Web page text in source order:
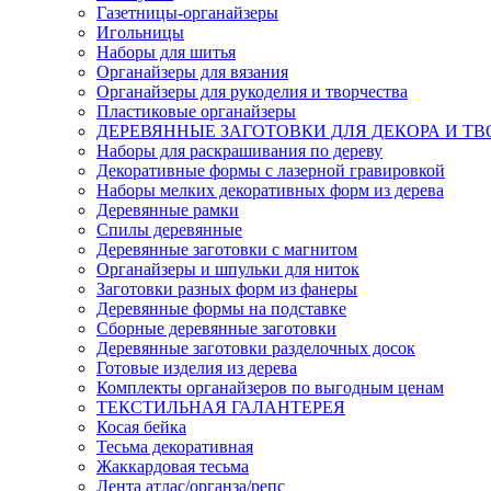
Газетницы-органайзеры
Игольницы
Наборы для шитья
Органайзеры для вязания
Органайзеры для рукоделия и творчества
Пластиковые органайзеры
ДЕРЕВЯННЫЕ ЗАГОТОВКИ ДЛЯ ДЕКОРА И
Наборы для раскрашивания по дереву
Декоративные формы с лазерной гравировкой
Наборы мелких декоративных форм из дерева
Деревянные рамки
Спилы деревянные
Деревянные заготовки с магнитом
Органайзеры и шпульки для ниток
Заготовки разных форм из фанеры
Деревянные формы на подставке
Сборные деревянные заготовки
Деревянные заготовки разделочных досок
Готовые изделия из дерева
Комплекты органайзеров по выгодным ценам
ТЕКСТИЛЬНАЯ ГАЛАНТЕРЕЯ
Косая бейка
Тесьма декоративная
Жаккардовая тесьма
Лента атлас/органза/репс